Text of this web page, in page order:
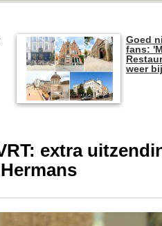
Goed
fans:
weer
extra